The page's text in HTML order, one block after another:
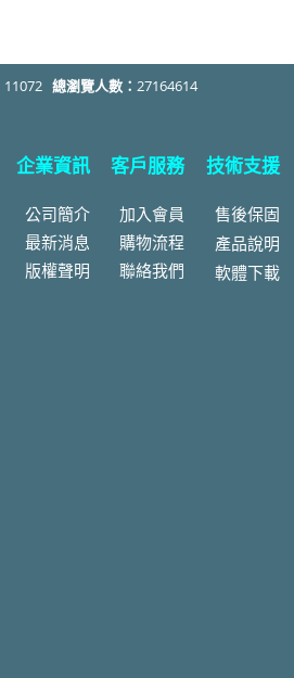
11072 總瀏覽人數： 27164614
企業資訊
公司簡介
最新消息
版權聲明
客戶服務
加入會員
購物流程
聯絡我們
技術支援
售後保固
產品說明
軟體下載